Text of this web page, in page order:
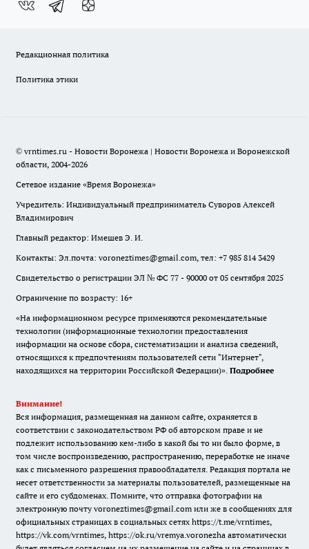
Редакционная политика
Политика этики
© vrntimes.ru - Новости Воронежа | Новости Воронежа и Воронежской
области, 2004-2026
Сетевое издание «Время Воронежа»
Учредитель: Индивидуальный предприниматель Суворов Алексей
Владимирович
Главный редактор: Имешев Э. И.
Контакты: Эл.почта: voroneztimes@gmail.com, тел: +7 985 814 3429
Свидетельство о регистрации ЭЛ № ФС 77 - 90000 от 05 сентября 2025
Ограничение по возрасту: 16+
«На информационном ресурсе применяются рекомендательные
технологии (информационные технологии предоставления
информации на основе сбора, систематизации и анализа сведений,
относящихся к предпочтениям пользователей сети "Интернет",
находящихся на территории Российской Федерации)». Подробнее
Внимание!
Вся информация, размещенная на данном сайте, охраняется в
соответствии с законодательством РФ об авторском праве и не
подлежит использованию кем-либо в какой бы то ни было форме, в
том числе воспроизведению, распространению, переработке не иначе
как с письменного разрешения правообладателя. Редакция портала не
несет ответственности за материалы пользователей, размещенные на
сайте и его субдоменах. Помните, что отправка фотографии на
электронную почту voroneztimes@gmail.com или же в сообщениях для
официальных страницах в социальных сетях https://t.me/vrntimes,
https://vk.com/vrntimes, https://ok.ru/vremya.voronezha автоматически